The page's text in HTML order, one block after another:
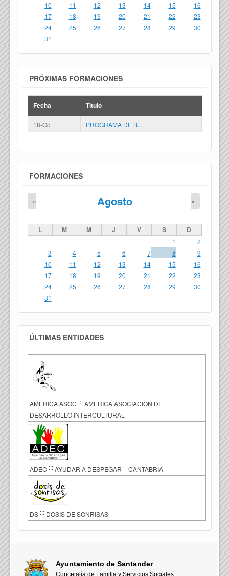
10
11 12 13 14 15
16
17
18 19 20 21 22
23
24
25 26 27 28 29
30
31
PRÓXIMAS FORMACIONES
Fecha Titulo
18-Oct PROGRAMA DE B...
FORMACIONES
Agosto
« »
L M M J V S D
1
2
3
4 5 6 7 8
9
10
11 12 13 14 15
16
17
18 19 20 21 22
23
24
25 26 27 28 29
30
31
ÚLTIMAS ENTIDADES
AMERICA.ASOC ::: AMERICA ASOCIACION DE
DESARROLLO INTERCULTURAL
ADEC ::: AYUDAR A DESPEGAR – CANTABRIA
DS ::: DOSIS DE SONRISAS
Ayuntamiento de Santander
Concejalía de Familia y Servicios Sociales